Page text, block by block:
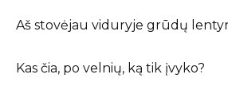
Aš stovėjau viduryje grūdų
Kas čia, po velnių, ką tik įvyko?